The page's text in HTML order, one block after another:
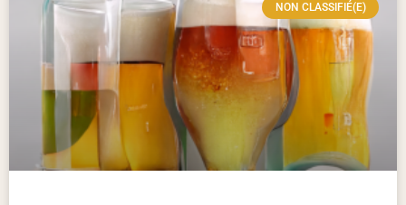
NON CLASSIFIÉ(E)